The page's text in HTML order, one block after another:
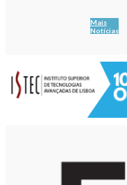
Mais
Notícias